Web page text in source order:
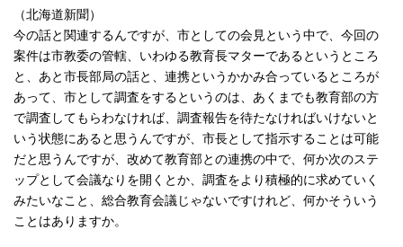
（北海道新聞）
今の話と関連するんですが、市としての会見という中で、今回の
案件は市教委の管轄、いわゆる教育長マターであるというところ
と、あと市長部局の話と、連携というかかみ合っているところが
あって、市として調査をするというのは、あくまでも教育部の方
で調査してもらわなければ、調査報告を待たなければいけないと
いう状態にあると思うんですが、市長として指示することは可能
だと思うんですが、改めて教育部との連携の中で、何か次のステ
ップとして会議なりを開くとか、調査をより積極的に求めていく
みたいなこと、総合教育会議じゃないですけれど、何かそういう
ことはありますか。